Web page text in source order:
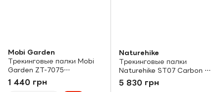
Mobi Garden
Трекинговые палки Mobi
Garden ZT-7075
NX23667001 grey
1 440 грн
Naturehike
Трекинговые палки
Naturehike ST07 Carbon 5-
сек. (пара) 115-135 см
NH18D010-Z голубой
5 830 грн